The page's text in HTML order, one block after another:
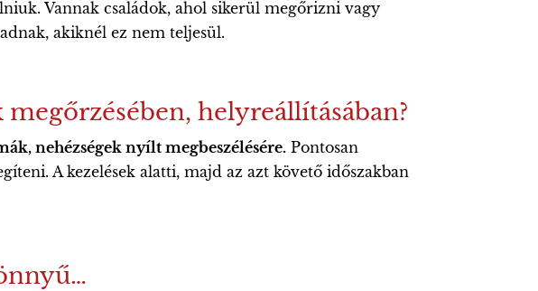
Vannak családok, ahol sikerül megőrizni vagy
akiknél ez nem teljesül.
helyreállításában?
nehézségek nyílt megbeszélésére. Pontosan
A kezelések alatti, majd az azt követő időszakban